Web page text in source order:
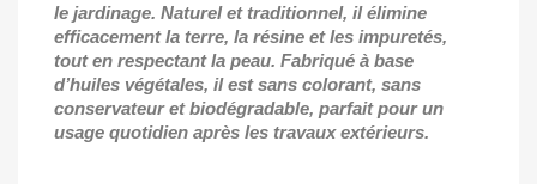
le jardinage. Naturel et traditionnel, il élimine
efficacement la terre, la résine et les impuretés,
tout en respectant la peau. Fabriqué à base
d’huiles végétales, il est sans colorant, sans
conservateur et biodégradable, parfait pour un
usage quotidien après les travaux extérieurs.